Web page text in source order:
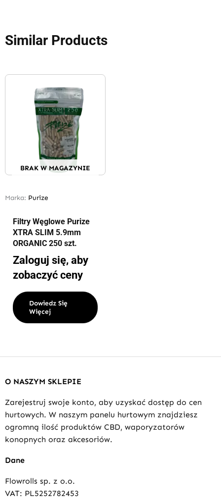
Similar Products
BRAK W MAGAZYNIE
Marka: Purize
Filtry Węglowe Purize
XTRA SLIM 5.9mm
ORGANIC 250 szt.
Zaloguj się, aby
zobaczyć ceny
Dowiedz Się
Więcej
O NASZYM SKLEPIE
Zarejestruj swoje konto, aby uzyskać dostęp do cen
hurtowych. W naszym panelu hurtowym znajdziesz
ogromną ilość produktów CBD, waporyzatorów
konopnych oraz akcesoriów.
Dane
Flowrolls sp. z o.o.
VAT: PL5252782453